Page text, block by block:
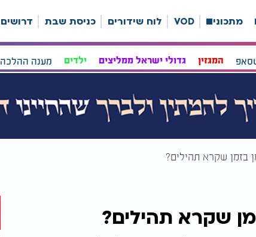
מתכונים VOD לוח שידורים כניסת שבת דרושים
המגזין גדולי ישראל ממליצים ילדים מענה ההלכה
בזמן שקרא תהילים?
שקרא תהילים?